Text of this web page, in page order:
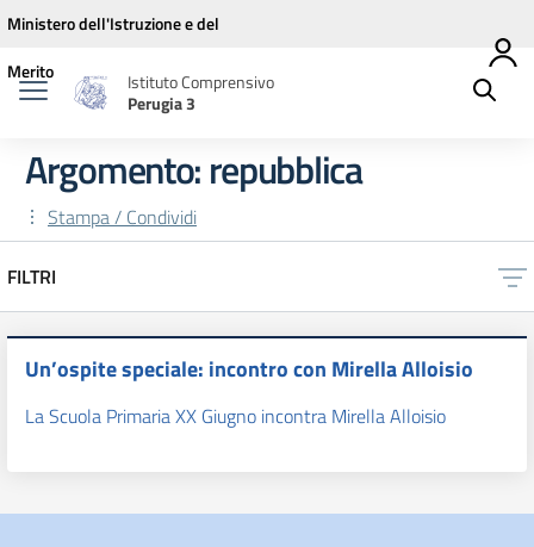
Vai ai contenuti
Vai al menu di navigazione
Vai al footer
Ministero dell'Istruzione e del
Merito
Istituto Comprensivo
Perugia 3
Argomento: repubblica
Stampa / Condividi
FILTRI
Un’ospite speciale: incontro con Mirella Alloisio
La Scuola Primaria XX Giugno incontra Mirella Alloisio